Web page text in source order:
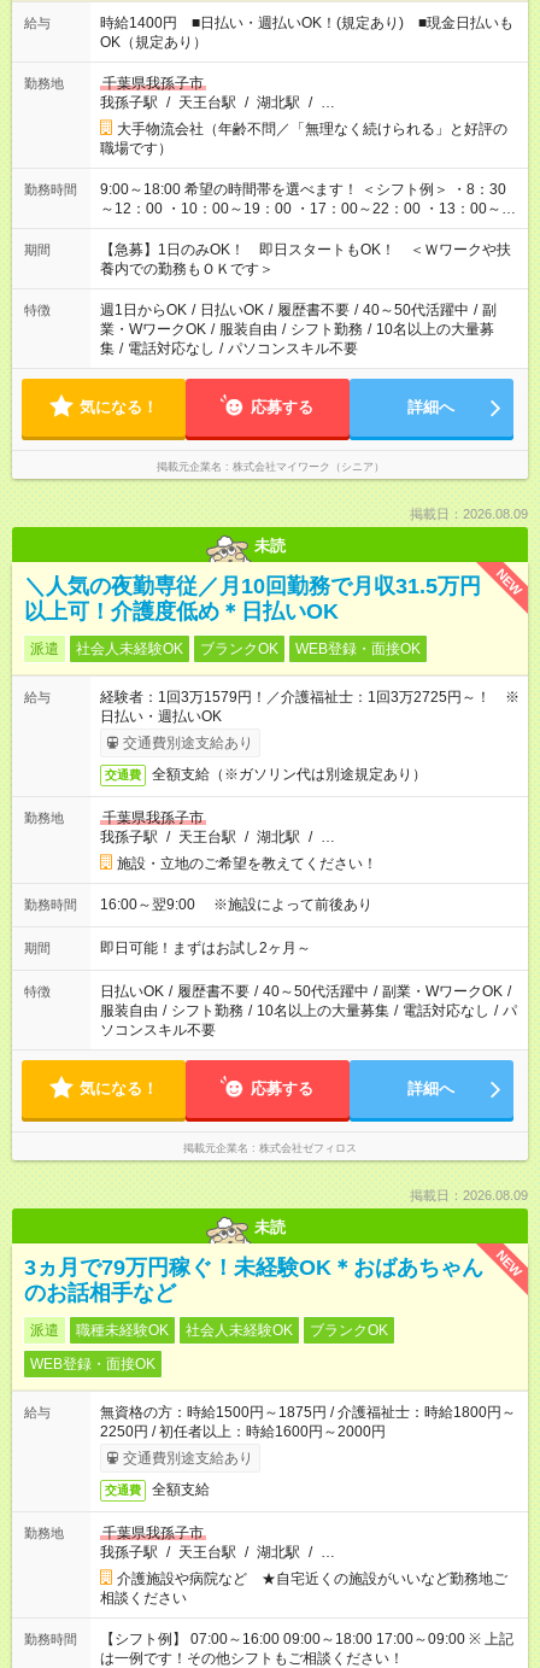
給与
時給1400円 ■日払い・週払いOK！(規定あり) ■現金日払いも
OK（規定あり）
勤務地
千葉県我孫子市
我孫子駅 / 天王台駅 / 湖北駅 / …
大手物流会社（年齢不問／「無理なく続けられる」と好評の
職場です）
勤務時間
9:00～18:00 希望の時間帯を選べます！ ＜シフト例＞ ・8：30
～12：00 ・10：00～19：00 ・17：00～22：00 ・13：00～
22：00 ・22：00～翌6：00 など
期間
【急募】1日のみOK！ 即日スタートもOK！ ＜Ｗワークや扶
養内での勤務もＯＫです＞
特徴 週1日からOK / 日払いOK / 履歴書不要 / 40～50代活躍中 / 副
業・WワークOK / 服装自由 / シフト勤務 / 10名以上の大量募
集 / 電話対応なし / パソコンスキル不要
気になる！ 応募する 詳細へ
掲載元企業名 株式会社マイワーク（シニア）
掲載日：2026.08.09
未読
NEW
＼人気の夜勤専従／月10回勤務で月収31.5万円
以上可！介護度低め＊日払いOK
派遣 社会人未経験OK ブランクOK WEB登録・面接OK
給与
経験者：1回3万1579円！／介護福祉士：1回3万2725円～！ ※
日払い・週払いOK
交通費別途支給あり
交通費 全額支給（※ガソリン代は別途規定あり）
勤務地
千葉県我孫子市
我孫子駅 / 天王台駅 / 湖北駅 / …
施設・立地のご希望を教えてください！
勤務時間 16:00～翌9:00 ※施設によって前後あり
期間 即日可能！まずはお試し2ヶ月～
特徴 日払いOK / 履歴書不要 / 40～50代活躍中 / 副業・WワークOK /
服装自由 / シフト勤務 / 10名以上の大量募集 / 電話対応なし / パ
ソコンスキル不要
気になる！ 応募する 詳細へ
掲載元企業名 株式会社ゼフィロス
掲載日：2026.08.09
未読
NEW
3ヵ月で79万円稼ぐ！未経験OK＊おばあちゃん
のお話相手など
派遣 職種未経験OK 社会人未経験OK
ブランクOK
WEB登録・面接OK
給与
無資格の方：時給1500円～1875円 / 介護福祉士：時給1800円～
2250円 / 初任者以上：時給1600円～2000円
交通費別途支給あり
交通費 全額支給
勤務地
千葉県我孫子市
我孫子駅 / 天王台駅 / 湖北駅 / …
介護施設や病院など ★自宅近くの施設がいいなど勤務地ご
相談ください
勤務時間
【シフト例】 07:00～16:00 09:00～18:00 17:00～09:00 ※ 上記
は一例です！その他シフトもご相談ください！